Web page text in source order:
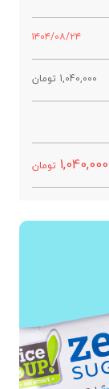
۱۴۰۴/۰۸/۲۴
1,040,000 تومان
1,040,000 تومان